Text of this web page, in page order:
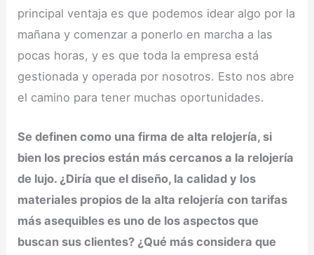
principal ventaja es que podemos idear algo por la
mañana y comenzar a ponerlo en marcha a las
pocas horas, y es que toda la empresa está
gestionada y operada por nosotros. Esto nos abre
el camino para tener muchas oportunidades.
Se definen como una firma de alta relojería, si
bien los precios están más cercanos a la relojería
de lujo. ¿Diría que el diseño, la calidad y los
materiales propios de la alta relojería con tarifas
más asequibles es uno de los aspectos que
buscan sus clientes? ¿Qué más considera que